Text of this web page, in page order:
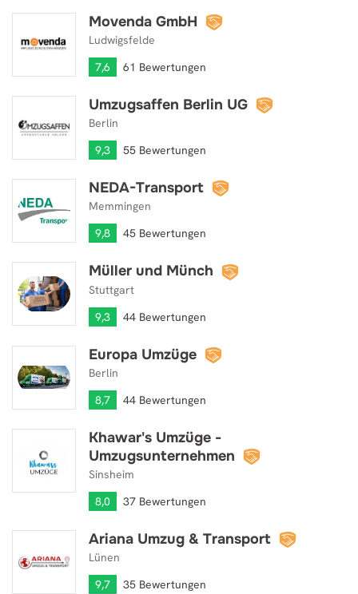
Movenda GmbH
Ludwigsfelde
7,6
61 Bewertungen
Movenda GmbH
Umzugsaffen Berlin UG
Berlin
9,3
55 Bewertungen
Umzugsaffen Berlin UG
NEDA-Transport
Memmingen
9,8
45 Bewertungen
NEDA-Transport
Müller und Münch
Stuttgart
9,3
44 Bewertungen
Müller und Münch
Europa Umzüge
Berlin
8,7
44 Bewertungen
Europa Umzüge
Khawar's Umzüge -
Umzugsunternehmen
Sinsheim
8,0
37 Bewertungen
Khawar's Umzüge - Umzugsunternehmen
Ariana Umzug & Transport
Lünen
9,7
35 Bewertungen
Ariana Umzug & Transport